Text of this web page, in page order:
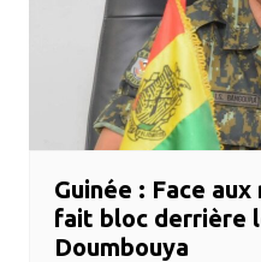
Guinée : Face aux
fait bloc derrière
Doumbouya